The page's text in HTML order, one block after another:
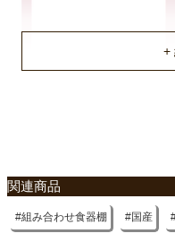
関連商品
組み合わせ食器棚 国産